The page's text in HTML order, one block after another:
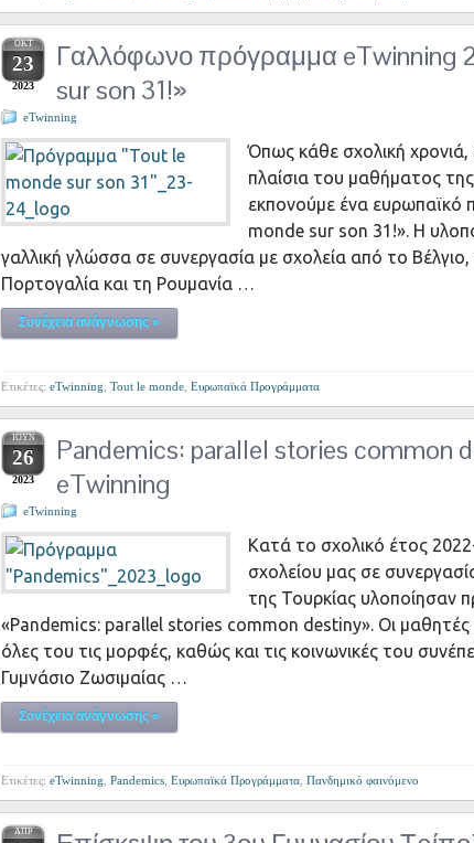
ΟΚΤ
23
2023
Γαλλόφωνο πρόγραμμα eTwinning
sur son 31!»
eTwinning
Όπως κάθε σχολική
πλαίσια του μαθήματος
εκπονούμε ένα ευρωπαϊκό
monde sur son 31!». Η
γαλλική γλώσσα σε συνεργασία με σχολεία από το Βέλγιο,
Πορτογαλία και τη Ρουμανία …
Συνέχεια ανάγνωσης »
Ετικέτες: eTwinning Tout le monde Ευρωπαϊκά Προγράμματα
ΙΟΎΝ
26
2023
Pandemics: parallel stories common
eTwinning
eTwinning
Κατά το σχολικό έτος
σχολείου μας σε
της Τουρκίας υλοποίησαν
«Pandemics: parallel stories common destiny». Οι μαθητές
όλες του τις μορφές, καθώς και τις κοινωνικές του
Γυμνάσιο Ζωσιμαίας …
Συνέχεια ανάγνωσης »
Ετικέτες: eTwinning Pandemics Ευρωπαϊκά Προγράμματα Πανδημικό φαινόμενο
ΑΠΡ